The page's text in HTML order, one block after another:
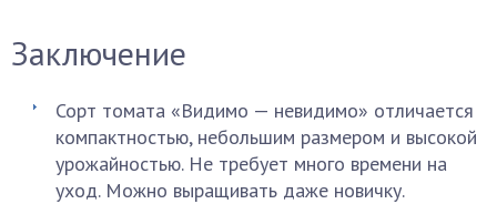
Заключение
Сорт томата «Видимо — невидимо» отличается
компактностью, небольшим размером и высокой
урожайностью. Не требует много времени на
уход. Можно выращивать даже новичку.